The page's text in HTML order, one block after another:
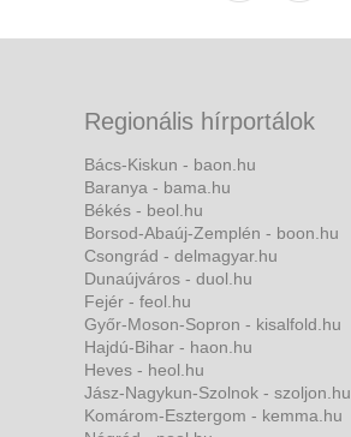
Regionális hírportálok
Bács-Kiskun - baon.hu
Baranya - bama.hu
Békés - beol.hu
Borsod-Abaúj-Zemplén - boon.hu
Csongrád - delmagyar.hu
Dunaújváros - duol.hu
Fejér - feol.hu
Győr-Moson-Sopron - kisalfold.hu
Hajdú-Bihar - haon.hu
Heves - heol.hu
Jász-Nagykun-Szolnok - szoljon.hu
Komárom-Esztergom - kemma.hu